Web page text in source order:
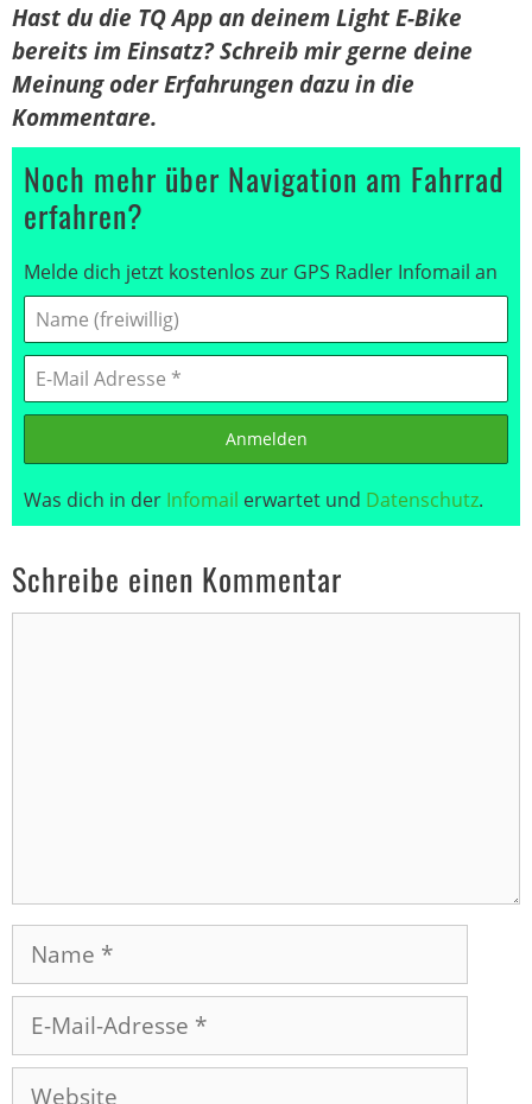
Hast du die TQ App an deinem Light E-Bike
bereits im Einsatz? Schreib mir gerne deine
Meinung oder Erfahrungen dazu in die
Kommentare.
Noch mehr über Navigation am Fahrrad
erfahren?
Melde dich jetzt kostenlos zur GPS Radler Infomail an
Anmelden
Was dich in der Infomail erwartet und Datenschutz.
Schreibe einen Kommentar
Name
Mail-
Adresse
Website